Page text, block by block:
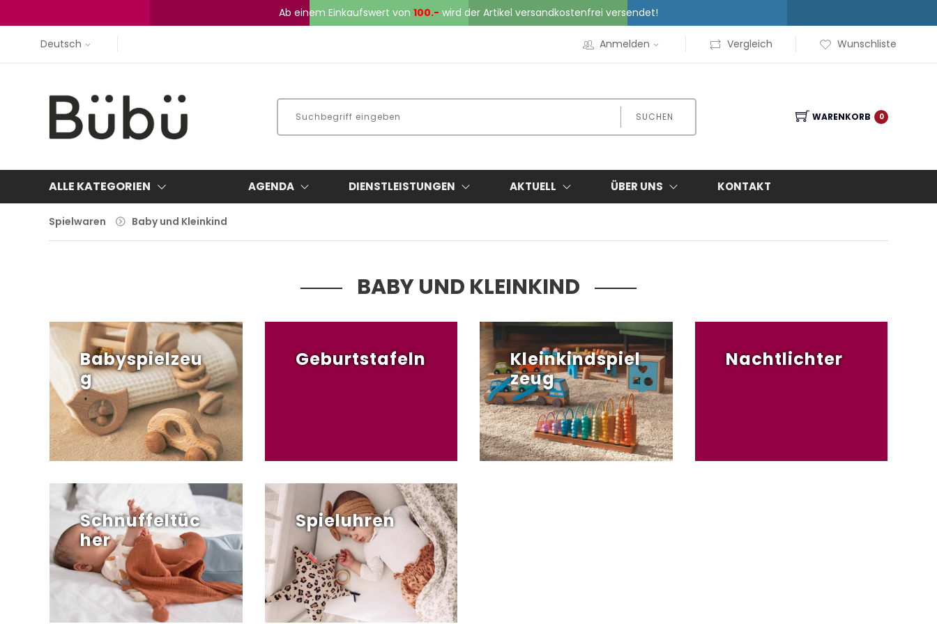
Ab einem Einkaufswert von 100.- wird der Artikel versandkostenfrei versendet!
Deutsch Anmelden Vergleich Wunschliste
SUCHEN WARENKORB 0
ALLE KATEGORIEN AGENDA DIENSTLEISTUNGEN AKTUELL ÜBER UNS KONTAKT
Spielwaren Baby und Kleinkind
BABY UND KLEINKIND
Babyspielzeu
g
Geburtstafeln
Kleinkindspiel
zeug
Nachtlichter
Schnuffeltüc
her
Spieluhren